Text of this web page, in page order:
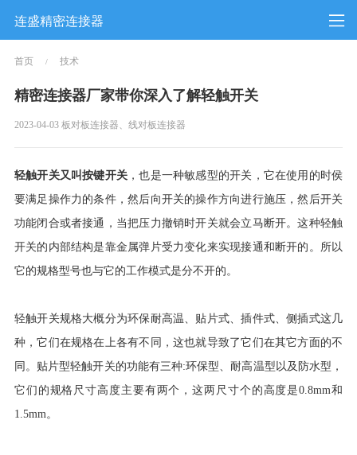
连盛精密连接器
首页 / 技术
精密连接器厂家带你深入了解轻触开关
2023-04-03 板对板连接器、线对板连接器
轻触开关又叫按键开关 ，也是一种敏感型的开关，它在使用的时侯
要满足操作力的条件，然后向开关的操作方向进行施压，然后开关
功能闭合或者接通，当把压力撤销时开关就会立马断开。这种轻触
开关的内部结构是靠金属弹片受力变化来实现接通和断开的。所以
它的规格型号也与它的工作模式是分不开的。
轻触开关规格大概分为环保耐高温、贴片式、插件式、侧插式这几
种，它们在规格在上各有不同，这也就导致了它们在其它方面的不
同。贴片型轻触开关的功能有三种:环保型、耐高温型以及防水型，
它们的规格尺寸高度主要有两个，这两尺寸个的高度是0.8mm和
1.5mm。